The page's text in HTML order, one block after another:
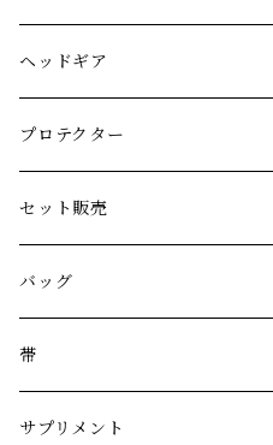
ヘッドギア
プロテクター
セット販売
バッグ
帯
サプリメント